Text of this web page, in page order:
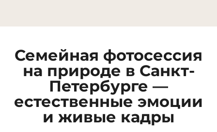
Семейная фотосессия
на природе в Санкт-
Петербурге —
естественные эмоции
и живые кадры